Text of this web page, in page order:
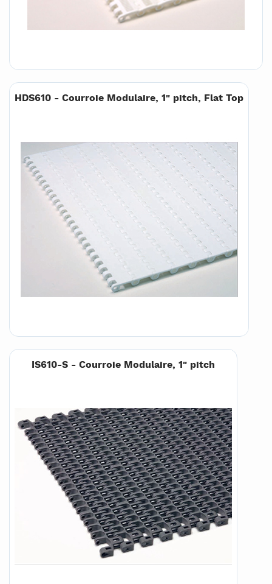
HDS610 - Courroie Modulaire, 1" pitch, Flat Top
IS610-S - Courroie Modulaire, 1" pitch